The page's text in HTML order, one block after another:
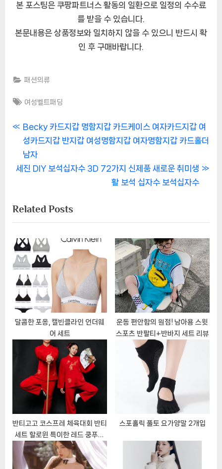
본 포스팅은 쿠팡파트너스 활동의 일환으로 일정의 수수료
를 받을 수 있습니다.
본문내용은 상품정보와 일치하지 않을 수 있으니 반드시 확
인 후 구매바랍니다.
패션의류
Tags:
여성벨트패딩
글
내
비
이
P
r
e
v
u
s
P
o
s
t
Becky 카드지갑 명함지갑 카드케이스 여자카드지갑 여
성카드지갑 반지갑 여성명함지갑 여자명함지갑 카드홀더
남자
N
t
P
o
s
t
:
세진 DIY 보석십자수 3D 72가지 신제품 새로운 취미생
활 보석 십자수 보석십자수
Related Posts
달콤한 포옹, 캘빈클라인 언더웨
어 세트
운동 편안함의 원점! 남아용 스윗
스포츠 반팔티+반바지 세트 리뷰
반티고고 코스프레 체육대회 반티
세트 할로윈 특이한 레드 쿵푸도
복
스포홀릭 풀토 요가양말 2개입